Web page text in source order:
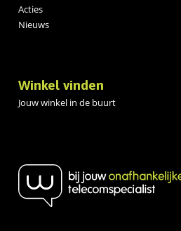
Acties
Nieuws
Winkel vinden
Jouw winkel in de buurt